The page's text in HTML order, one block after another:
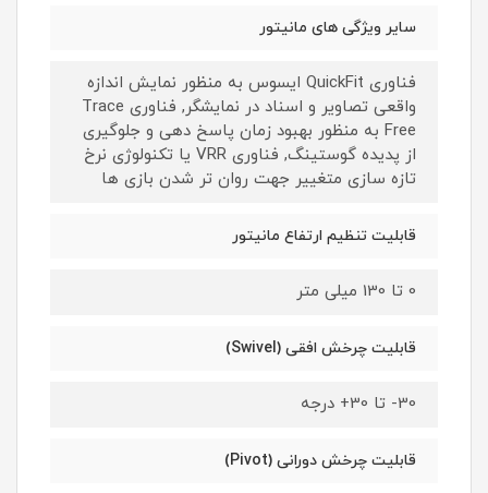
سایر ویژگی های مانیتور
فناوری QuickFit ایسوس به منظور نمایش اندازه
واقعی تصاویر و اسناد در نمایشگر, فناوری Trace
Free به منظور بهبود زمان پاسخ دهی و جلوگیری
از پدیده گوستینگ, فناوری VRR یا تکنولوژی نرخ
تازه سازی متغییر جهت روان تر شدن بازی ها
قابلیت تنظیم ارتفاع مانیتور
0 تا 130 میلی متر
قابلیت چرخش افقی (Swivel)
30- تا 30+ درجه
قابلیت چرخش دورانی (Pivot)